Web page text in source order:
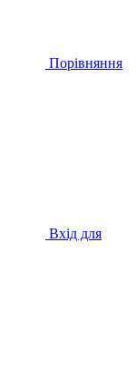
Порівняння
Вхід для